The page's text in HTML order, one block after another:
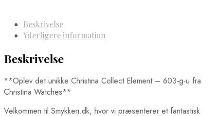
Beskrivelse
Yderligere information
Beskrivelse
**Oplev det unikke Christina Collect Element – 603-g-u fra
Christina Watches**
Velkommen til Smykkeri.dk, hvor vi præsenterer et fantastisk